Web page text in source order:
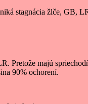
stagnácia žlče, GB,
Pretože majú
90% ochorení.